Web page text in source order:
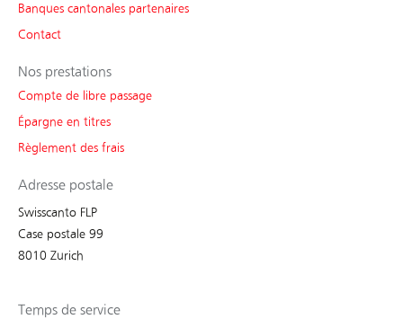
Banques cantonales partenaires
Contact
Nos prestations
Compte de libre passage
Épargne en titres
Règlement des frais
Adresse postale
Swisscanto FLP
Case postale 99
8010 Zurich
Temps de service